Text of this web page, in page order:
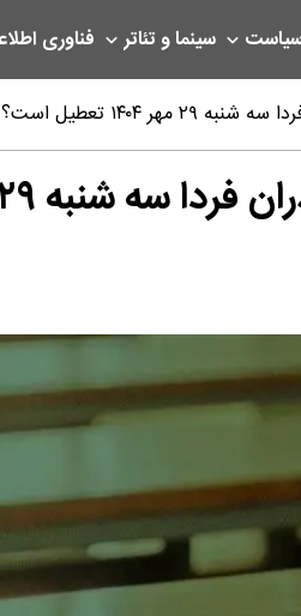
سینما و تئاتر فناوری
۱۴۰۴ تعطیل است؟
۲۹ مهر ۱۴۰۴ تعطیل است؟